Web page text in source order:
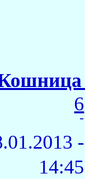
6
-
-
14:45